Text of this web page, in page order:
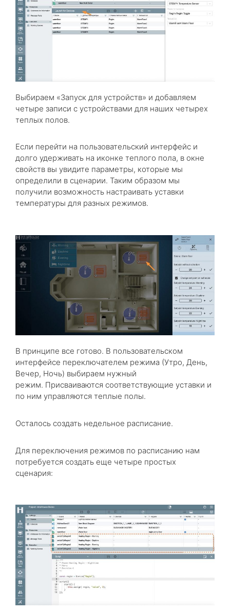
Выбираем «Запуск для устройств» и добавляем
четыре записи с устройствами для наших четырех
теплых полов.
Если перейти на пользовательский интерфейс и
долго удерживать на иконке теплого пола, в окне
свойств вы увидите параметры, которые мы
определили в сценарии. Таким образом мы
получили возможность настраивать уставки
температуры для разных режимов.
В принципе все готово. В пользовательском
интерфейсе переключателем режима (Утро, День,
Вечер, Ночь) выбираем нужный
режим. Присваиваются соответствующие уставки и
по ним управляются теплые полы.
Осталось создать недельное расписание.
Для переключения режимов по расписанию нам
потребуется создать еще четыре простых
сценария: